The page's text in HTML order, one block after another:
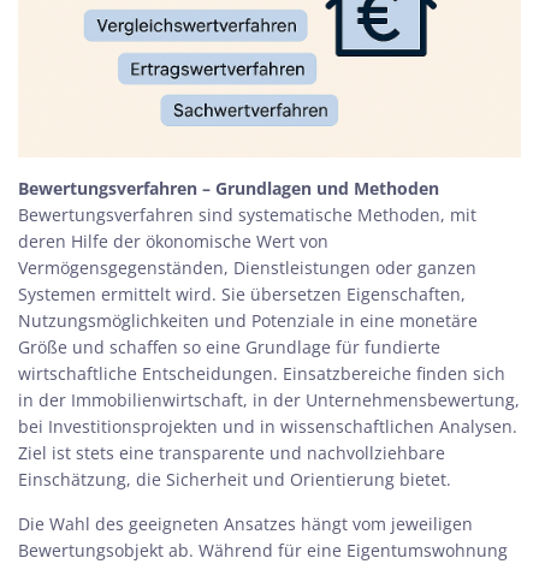
Bewertungsverfahren – Grundlagen und Methoden
Bewertungsverfahren sind systematische Methoden, mit
deren Hilfe der ökonomische Wert von
Vermögensgegenständen, Dienstleistungen oder ganzen
Systemen ermittelt wird. Sie übersetzen Eigenschaften,
Nutzungsmöglichkeiten und Potenziale in eine monetäre
Größe und schaffen so eine Grundlage für fundierte
wirtschaftliche Entscheidungen. Einsatzbereiche finden sich
in der Immobilienwirtschaft, in der Unternehmensbewertung,
bei Investitionsprojekten und in wissenschaftlichen Analysen.
Ziel ist stets eine transparente und nachvollziehbare
Einschätzung, die Sicherheit und Orientierung bietet.
Die Wahl des geeigneten Ansatzes hängt vom jeweiligen
Bewertungsobjekt ab. Während für eine Eigentumswohnung